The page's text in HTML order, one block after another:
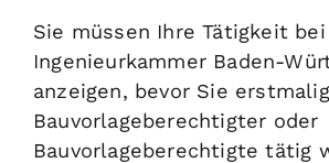
Sie müssen Ihre Tätigkeit
Ingenieurkammer Baden-
anzeigen, bevor Sie
Bauvorlageberechtigter oder
Bauvorlageberechtigte tätig